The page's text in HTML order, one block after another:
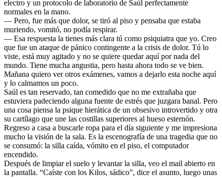
electro y un protocolo de laboratorio de Saúl perfectamente
normales en la mano.
— Pero, fue más que dolor, se tiró al piso y pensaba que estaba
muriendo, vomitó, no podía respirar.
— Esa respuesta la tienes más clara tú como psiquiatra que yo. Creo
que fue un ataque de pánico contingente a la crisis de dolor. Tú lo
viste, está muy agitado y no se quiere quedar aquí por nada del
mundo. Tiene mucha angustia, pero hasta ahora todo se ve bien.
Mañana quiero ver otros exámenes, vamos a dejarlo esta noche aquí
y lo calmamos un poco.
Saúl es tan reservado, tan comedido que no me extrañaba que
estuviera padeciendo alguna fuente de estrés que juzgara banal. Pero
una cosa piensa la psique hierática de un obsesivo introvertido y otra
su cartílago que une las costillas superiores al hueso esternón.
Regreso a casa a buscarle ropa para el día siguiente y me impresiona
mucho la visión de la sala. Es la escenografía de una tragedia que no
se consumó: la silla caída, vómito en el piso, el computador
encendido.
Después de limpiar el suelo y levantar la silla, veo el mail abierto en
la pantalla. “Caíste con los Kilos, sádico”, dice el asunto, luego unas